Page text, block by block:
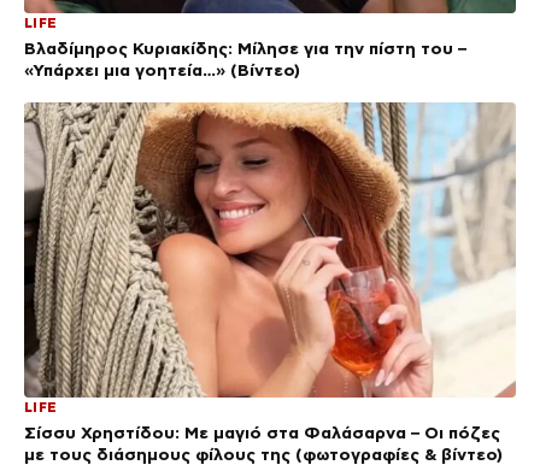
LIFE
Βλαδίμηρος Κυριακίδης: Μίλησε για την πίστη του –
«Υπάρχει μια γοητεία…» (Βίντεο)
LIFE
Σίσσυ Χρηστίδου: Με μαγιό στα Φαλάσαρνα – Οι πόζες
με τους διάσημους φίλους της (φωτογραφίες & βίντεο)